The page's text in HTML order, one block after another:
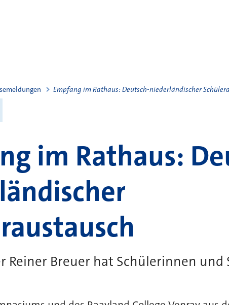
Empfang im Rathaus: Deutsch-niederländischer
im Rathaus:
Reiner Breuer hat Schülerinnen und